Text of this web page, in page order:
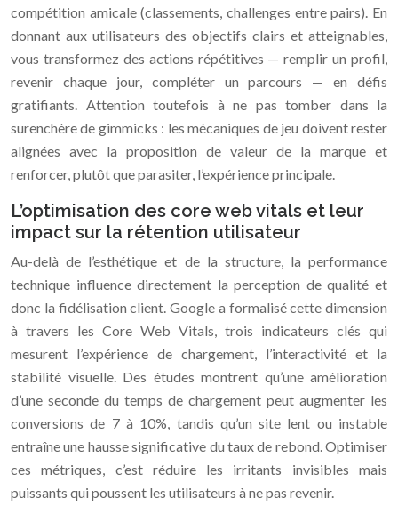
compétition amicale (classements, challenges entre pairs). En
donnant aux utilisateurs des objectifs clairs et atteignables,
vous transformez des actions répétitives — remplir un profil,
revenir chaque jour, compléter un parcours — en défis
gratifiants. Attention toutefois à ne pas tomber dans la
surenchère de gimmicks : les mécaniques de jeu doivent rester
alignées avec la proposition de valeur de la marque et
renforcer, plutôt que parasiter, l’expérience principale.
L’optimisation des core web vitals et leur
impact sur la rétention utilisateur
Au-delà de l’esthétique et de la structure, la performance
technique influence directement la perception de qualité et
donc la fidélisation client. Google a formalisé cette dimension
à travers les Core Web Vitals, trois indicateurs clés qui
mesurent l’expérience de chargement, l’interactivité et la
stabilité visuelle. Des études montrent qu’une amélioration
d’une seconde du temps de chargement peut augmenter les
conversions de 7 à 10%, tandis qu’un site lent ou instable
entraîne une hausse significative du taux de rebond. Optimiser
ces métriques, c’est réduire les irritants invisibles mais
puissants qui poussent les utilisateurs à ne pas revenir.